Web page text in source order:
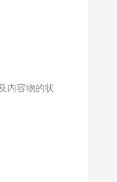
内容物的状